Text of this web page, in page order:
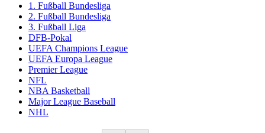
1. Fußball Bundesliga
2. Fußball Bundesliga
3. Fußball Liga
DFB-Pokal
UEFA Champions League
UEFA Europa League
Premier League
NFL
NBA Basketball
Major League Baseball
NHL